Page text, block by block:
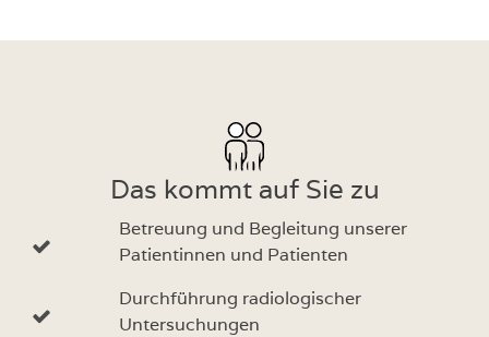
Das kommt auf Sie zu
Betreuung und Begleitung unserer
Patientinnen und Patienten
Durchführung radiologischer
Untersuchungen